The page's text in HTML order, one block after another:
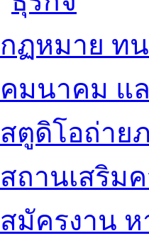
กฏหมาย ท
คมนาคม แ
สตูดิโอถ่าย
สถานเสริม
สมัครงาน ห